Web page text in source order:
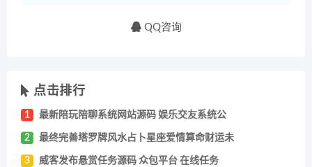
QQ咨询
点击排行
1 最新陪玩陪聊系统网站源码 娱乐交友系统公
2 最终完善塔罗牌风水占卜星座爱情算命财运未
3 威客发布悬赏任务源码 众包平台 在线任务